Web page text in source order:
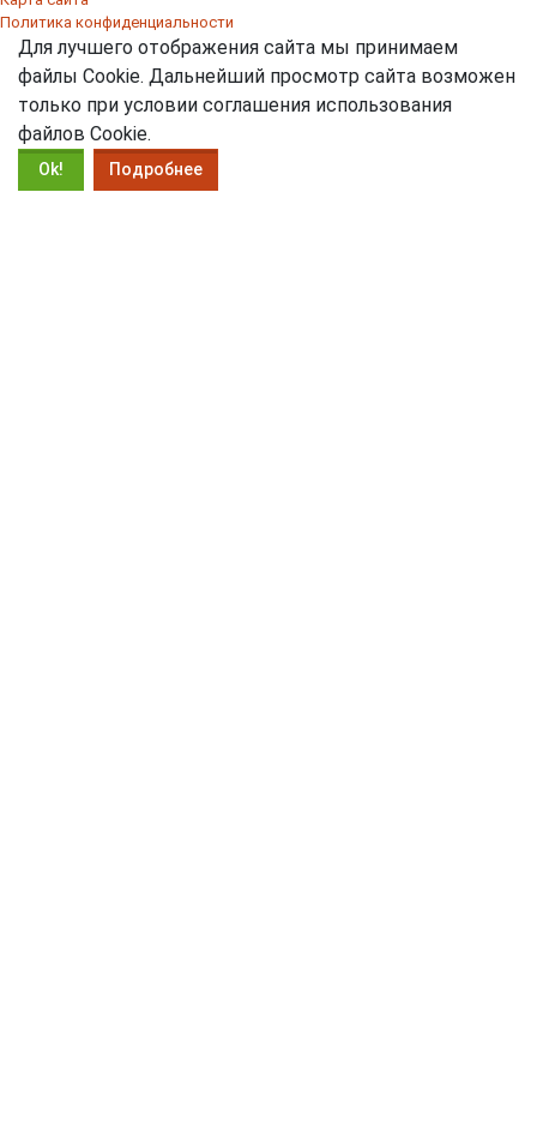
Политика конфиденциальности
Для лучшего отображения сайта мы принимаем
файлы Cookie. Дальнейший просмотр сайта возможен
только при условии соглашения использования
файлов Cookie.
Ok! Подробнее